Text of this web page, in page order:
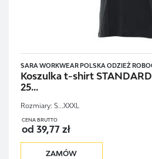
SARA WORKWEAR POLSKA ODZIEŻ
Koszulka t-shirt
25...
Rozmiary: S...XXXL
CENA BRUTTO
od 39,77 zł
ZAMÓW